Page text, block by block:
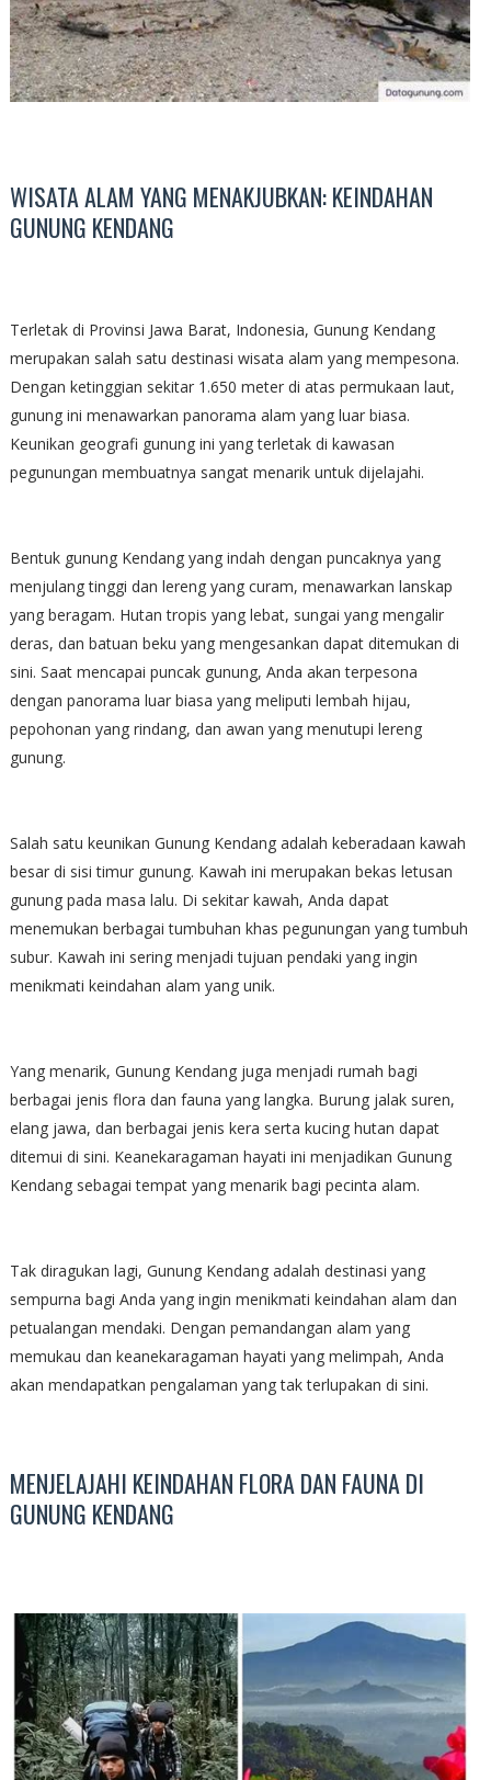
WISATA ALAM YANG MENAKJUBKAN: KEINDAHAN
GUNUNG KENDANG
Terletak di Provinsi Jawa Barat, Indonesia, Gunung Kendang
merupakan salah satu destinasi wisata alam yang mempesona.
Dengan ketinggian sekitar 1.650 meter di atas permukaan laut,
gunung ini menawarkan panorama alam yang luar biasa.
Keunikan geografi gunung ini yang terletak di kawasan
pegunungan membuatnya sangat menarik untuk dijelajahi.
Bentuk gunung Kendang yang indah dengan puncaknya yang
menjulang tinggi dan lereng yang curam, menawarkan lanskap
yang beragam. Hutan tropis yang lebat, sungai yang mengalir
deras, dan batuan beku yang mengesankan dapat ditemukan di
sini. Saat mencapai puncak gunung, Anda akan terpesona
dengan panorama luar biasa yang meliputi lembah hijau,
pepohonan yang rindang, dan awan yang menutupi lereng
gunung.
Salah satu keunikan Gunung Kendang adalah keberadaan kawah
besar di sisi timur gunung. Kawah ini merupakan bekas letusan
gunung pada masa lalu. Di sekitar kawah, Anda dapat
menemukan berbagai tumbuhan khas pegunungan yang tumbuh
subur. Kawah ini sering menjadi tujuan pendaki yang ingin
menikmati keindahan alam yang unik.
Yang menarik, Gunung Kendang juga menjadi rumah bagi
berbagai jenis flora dan fauna yang langka. Burung jalak suren,
elang jawa, dan berbagai jenis kera serta kucing hutan dapat
ditemui di sini. Keanekaragaman hayati ini menjadikan Gunung
Kendang sebagai tempat yang menarik bagi pecinta alam.
Tak diragukan lagi, Gunung Kendang adalah destinasi yang
sempurna bagi Anda yang ingin menikmati keindahan alam dan
petualangan mendaki. Dengan pemandangan alam yang
memukau dan keanekaragaman hayati yang melimpah, Anda
akan mendapatkan pengalaman yang tak terlupakan di sini.
MENJELAJAHI KEINDAHAN FLORA DAN FAUNA DI
GUNUNG KENDANG